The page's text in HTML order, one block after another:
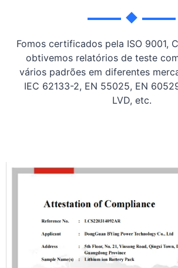
Fomos certificados pela ISO 9001,
obtivemos relatórios de teste
vários padrões em diferentes
IEC 62133-2, EN 55025, EN
LVD, etc.